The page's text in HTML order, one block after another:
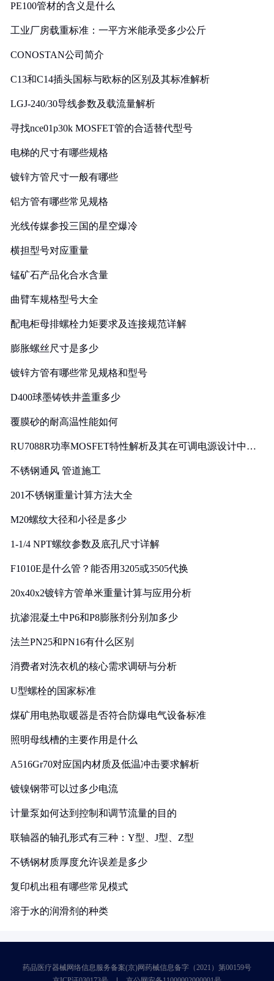
PE100管材的含义是什么
工业厂房载重标准：一平方米能承受多少公斤
CONOSTAN公司简介
C13和C14插头国标与欧标的区别及其标准解析
LGJ-240/30导线参数及载流量解析
寻找nce01p30k MOSFET管的合适替代型号
电梯的尺寸有哪些规格
镀锌方管尺寸一般有哪些
铝方管有哪些常见规格
光线传媒参投三国的星空爆冷
横担型号对应重量
锰矿石产品化合水含量
曲臂车规格型号大全
配电柜母排螺栓力矩要求及连接规范详解
膨胀螺丝尺寸是多少
镀锌方管有哪些常见规格和型号
D400球墨铸铁井盖重多少
覆膜砂的耐高温性能如何
RU7088R功率MOSFET特性解析及其在可调电源设计中的
不锈钢通风 管道施工
201不锈钢重量计算方法大全
M20螺纹大径和小径是多少
1-1/4 NPT螺纹参数及底孔尺寸详解
F1010E是什么管？能否用3205或3505代换
20x40x2镀锌方管单米重量计算与应用分析
抗渗混凝土中P6和P8膨胀剂分别加多少
法兰PN25和PN16有什么区别
消费者对洗衣机的核心需求调研与分析
U型螺栓的国家标准
煤矿用电热取暖器是否符合防爆电气设备标准
照明母线槽的主要作用是什么
A516Gr70对应国内材质及低温冲击要求解析
镀镍钢带可以过多少电流
计量泵如何达到控制和调节流量的目的
联轴器的轴孔形式有三种：Y型、J型、Z型
不锈钢材质厚度允许误差是多少
复印机出租有哪些常见模式
溶于水的润滑剂的种类
药品医疗器械网络信息服务备案(京)网药械信息备字（2021）第00159号